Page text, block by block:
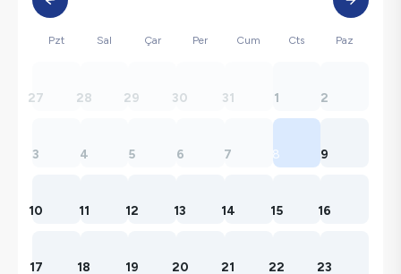
Pzt Sal Çar Per Cum Cts Paz
27 28 29 30 31 1 2
3 4 5 6 7 8 9
10 11 12 13 14 15 16
17 18 19 20 21 22 23